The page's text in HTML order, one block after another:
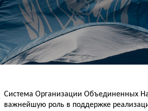
Система Организации Объединенных
важнейшую роль в поддержке